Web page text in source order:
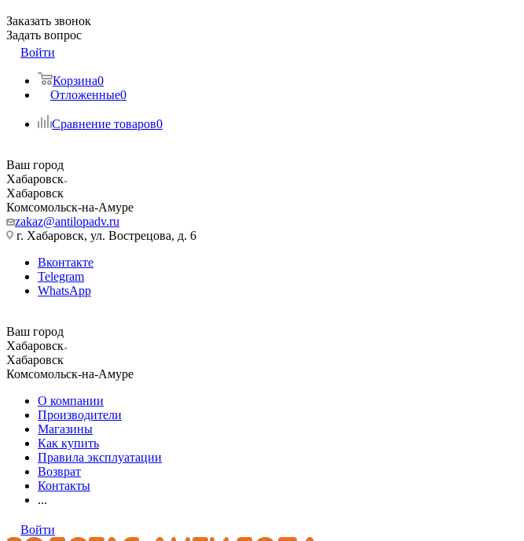
Заказать звонок
Задать вопрос
Войти
Корзина0
Отложенные0
Сравнение товаров0
Ваш город
Хабаровск
Хабаровск
Комсомольск-на-Амуре
zakaz@antilopadv.ru
г. Хабаровск, ул. Вострецова, д. 6
Вконтакте
Telegram
WhatsApp
Ваш город
Хабаровск
Хабаровск
Комсомольск-на-Амуре
О компании
Производители
Магазины
Как купить
Правила эксплуатации
Возврат
Контакты
...
Войти